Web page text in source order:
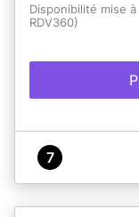
Disponibilité mise
RDV360)
7